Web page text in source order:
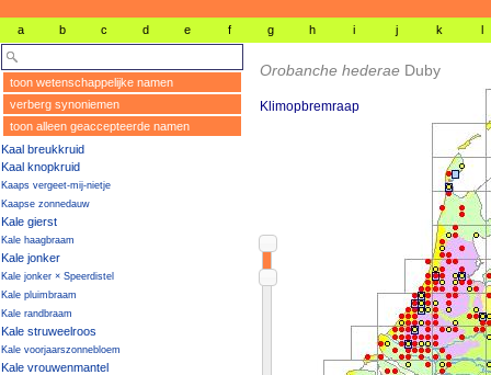
a b c d e f g h i j k l
toon wetenschappelijke namen
verberg synoniemen
toon alleen geaccepteerde namen
Kaal breukkruid
Kaal knopkruid
Kaaps vergeet-mij-nietje
Kaapse zonnedauw
Kale gierst
Kale haagbraam
Kale jonker
Kale jonker × Speerdistel
Kale pluimbraam
Kale randbraam
Kale struweelroos
Kale voorjaarszonnebloem
Kale vrouwenmantel
Orobanche hederae Duby
Klimopbremraap